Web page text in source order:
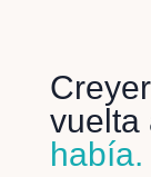
vuelta
había.